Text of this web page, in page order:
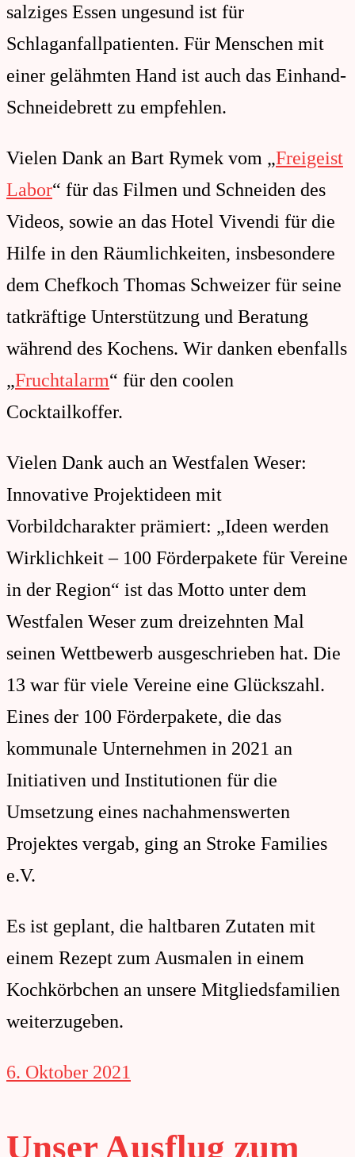
salziges Essen ungesund ist für
Schlaganfallpatienten. Für Menschen mit
einer gelähmten Hand ist auch das Einhand-
Schneidebrett zu empfehlen.
Vielen Dank an Bart Rymek vom „Freigeist
Labor“ für das Filmen und Schneiden des
Videos, sowie an das Hotel Vivendi für die
Hilfe in den Räumlichkeiten, insbesondere
dem Chefkoch Thomas Schweizer für seine
tatkräftige Unterstützung und Beratung
während des Kochens. Wir danken ebenfalls
„Fruchtalarm“ für den coolen
Cocktailkoffer.
Vielen Dank auch an Westfalen Weser:
Innovative Projektideen mit
Vorbildcharakter prämiert: „Ideen werden
Wirklichkeit – 100 Förderpakete für Vereine
in der Region“ ist das Motto unter dem
Westfalen Weser zum dreizehnten Mal
seinen Wettbewerb ausgeschrieben hat. Die
13 war für viele Vereine eine Glückszahl.
Eines der 100 Förderpakete, die das
kommunale Unternehmen in 2021 an
Initiativen und Institutionen für die
Umsetzung eines nachahmenswerten
Projektes vergab, ging an Stroke Families
e.V.
Es ist geplant, die haltbaren Zutaten mit
einem Rezept zum Ausmalen in einem
Kochkörbchen an unsere Mitgliedsfamilien
weiterzugeben.
6. Oktober 2021
Unser Ausflug zum